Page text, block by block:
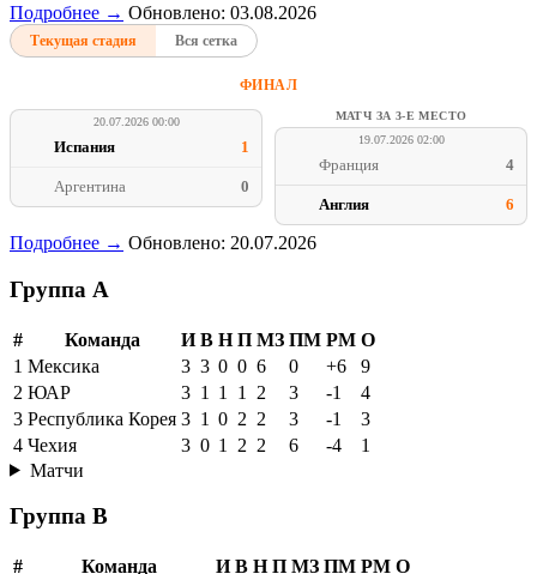
Подробнее → Обновлено: 03.08.2026
Текущая стадия Вся сетка
ФИНАЛ
20.07.2026 00:00
Испания 1
Аргентина 0
МАТЧ ЗА 3-Е МЕСТО
19.07.2026 02:00
Франция 4
Англия 6
Подробнее → Обновлено: 20.07.2026
Группа A
# Команда И В Н П МЗ ПМ РМ О
1 Мексика 3 3 0 0 6 0 +6
9
2 ЮАР 3 1 1 1 2 3 -1
4
3 Республика Корея 3 1 0 2 2 3 -1
3
4 Чехия 3 0 1 2 2 6 -4
1
Матчи
Группа B
# Команда И В Н П МЗ ПМ РМ О